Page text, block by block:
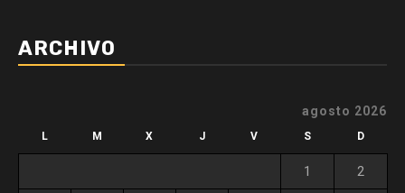
ARCHIVO
agosto 2026
L M X J V S D
1 2